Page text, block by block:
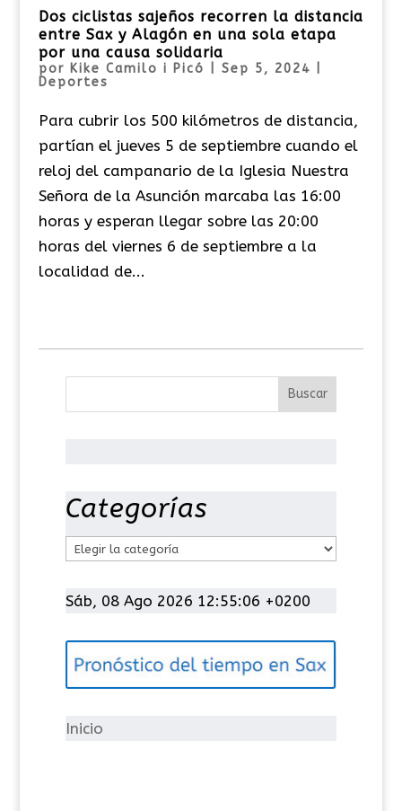
Dos ciclistas sajeños recorren la distancia
entre Sax y Alagón en una sola etapa
por una causa solidaria
por Kike Camilo i Picó Sep 5, 2024
Deportes
Para cubrir los 500 kilómetros de distancia,
partían el jueves 5 de septiembre cuando el
reloj del campanario de la Iglesia Nuestra
Señora de la Asunción marcaba las 16:00
horas y esperan llegar sobre las 20:00
horas del viernes 6 de septiembre a la
localidad de...
Categorías
t
g
í
Sáb, 08 Ago 2026 12:55:06 +0200
Inicio